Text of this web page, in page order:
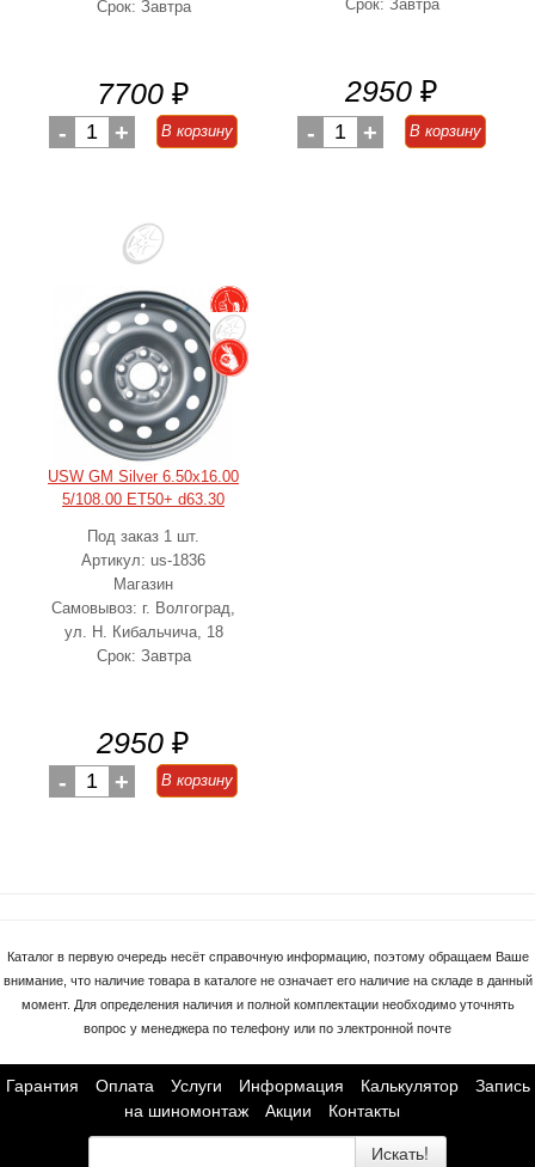
Срок: Завтра
7700 ₽
- 1 + В корзину
Срок: Завтра
2950 ₽
- 1 + В корзину
USW GM Silver 6.50x16.00
5/108.00 ET50+ d63.30
Под заказ 1 шт.
Артикул: us-1836
Магазин
Самовывоз: г. Волгоград,
ул. Н. Кибальчича, 18
Срок: Завтра
2950 ₽
- 1 + В корзину
Каталог в первую очередь несёт справочную информацию, поэтому обращаем Ваше
внимание, что наличие товара в каталоге не означает его наличие на складе в данный
момент. Для определения наличия и полной комплектации необходимо уточнять
вопрос у менеджера по телефону или по электронной почте
Гарантия Оплата Услуги Информация Калькулятор
Запись
на шиномонтаж
Акции Контакты
Искать!